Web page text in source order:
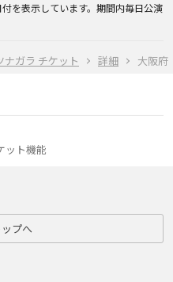
ナガラ チケット 詳細 大阪府
を表示しています。期間内毎日公演
ット機能
プへ